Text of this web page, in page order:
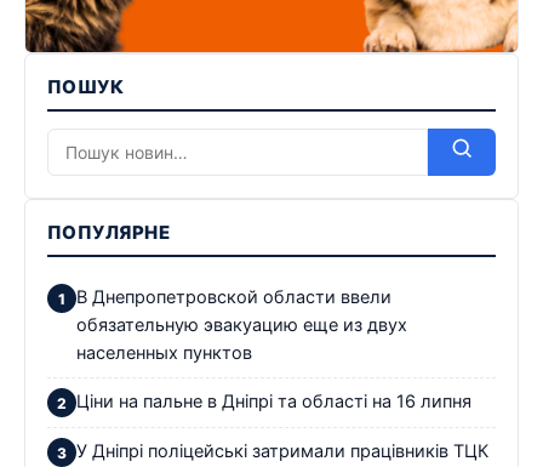
ПОШУК
ПОПУЛЯРНЕ
В Днепропетровской области ввели
обязательную эвакуацию еще из двух
населенных пунктов
Ціни на пальне в Дніпрі та області на 16 липня
У Дніпрі поліцейські затримали працівників ТЦК